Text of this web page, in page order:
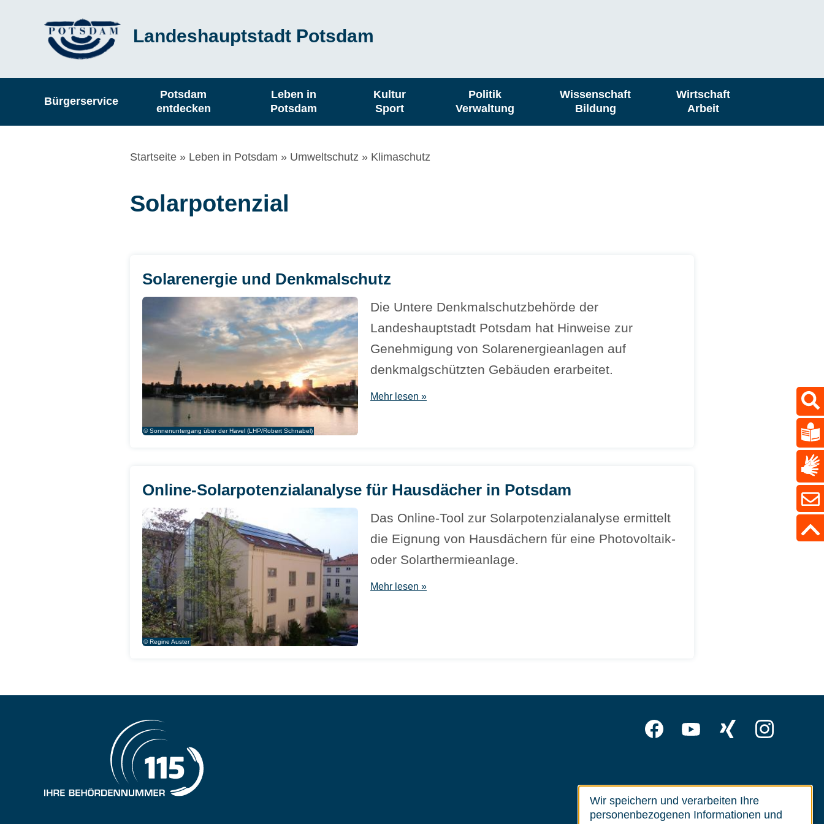
Landeshauptstadt Potsdam
Bürgerservice
Potsdam
entdecken
Leben in
Potsdam
Kultur
Sport
Politik
Verwaltung
Wissenschaft
Bildung
Wirtschaft
Arbeit
Pfadnavigation
Startseite Leben in Potsdam Umweltschutz Klimaschutz
Solarpotenzial
Solarenergie und Denkmalschutz
© Sonnenuntergang über der Havel (LHP/Robert Schnabel)
Die Untere Denkmalschutzbehörde der
Landeshauptstadt Potsdam hat Hinweise zur
Genehmigung von Solarenergieanlagen auf
denkmalgschützten Gebäuden erarbeitet.
Mehr lesen »
Online-Solarpotenzialanalyse für Hausdächer in Potsdam
© Regine Auster
Das Online-Tool zur Solarpotenzialanalyse ermittelt
die Eignung von Hausdächern für eine Photovoltaik-
oder Solarthermieanlage.
Mehr lesen »
Folgen
auf:
FacebookYouTube
Xing
Use
Wir speichern und verarbeiten Ihre
personenbezogenen Informationen und